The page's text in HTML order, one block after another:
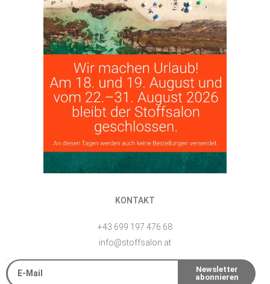
KONTAKT
+43 699 197 476 68
info@stoffsalon.at
Newsletter
abonnieren